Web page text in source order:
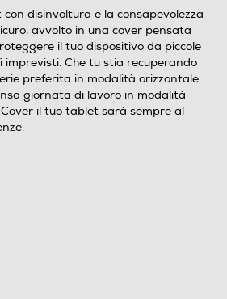
disinvoltura e la consapevolezza
avvolto in una cover pensata
il tuo dispositivo da piccole
Che tu stia recuperando
preferita in modalità orizzontale
giornata di lavoro in modalità
il tuo tablet sarà sempre al